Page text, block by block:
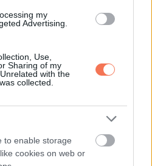
my
Advertising.
Use,
Sharing of my
with the
collected.
to enable storage
cookies on web or
KÖVETKEZŐ POSZT
érkeztek a buszbaleset
meghalt ,28 sérült,
gyerekek is érintettek